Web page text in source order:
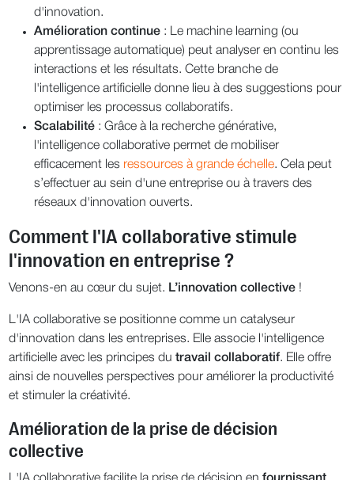
d'innovation.
Amélioration continue : Le machine learning (ou
apprentissage automatique) peut analyser en continu les
interactions et les résultats. Cette branche de
l'intelligence artificielle donne lieu à des suggestions pour
optimiser les processus collaboratifs.
Scalabilité : Grâce à la recherche générative,
l'intelligence collaborative permet de mobiliser
efficacement les ressources à grande échelle. Cela peut
s’effectuer au sein d'une entreprise ou à travers des
réseaux d'innovation ouverts.
Comment l'IA collaborative stimule
l'innovation en entreprise ?
Venons-en au cœur du sujet. L’innovation collective !
L'IA collaborative se positionne comme un catalyseur
d'innovation dans les entreprises. Elle associe l'intelligence
artificielle avec les principes dutravail collaboratif. Elle offre
ainsi de nouvelles perspectives pour améliorer la productivité
et stimuler la créativité.
Amélioration de la prise de décision
collective